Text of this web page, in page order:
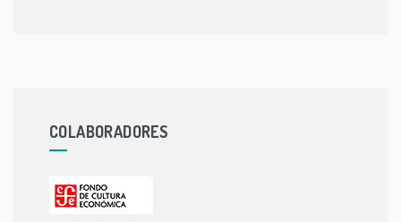
COLABORADORES